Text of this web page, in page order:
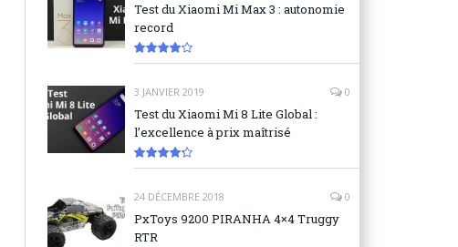
Test du Xiaomi Mi Max 3 : autonomie
record
3 JANVIER 2019 0
Test du Xiaomi Mi 8 Lite Global :
l’excellence à prix maîtrisé
24 DÉCEMBRE 2018 0
PxToys 9200 PIRANHA 4×4 Truggy
RTR